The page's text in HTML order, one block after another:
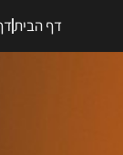
דף הבית